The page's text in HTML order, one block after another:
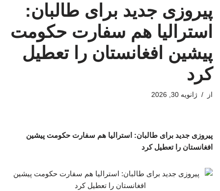
پیروزی جدید برای طالبان:
استرالیا هم سفارت حکومت
پیشین افغانستان را تعطیل
کرد
از ژانویه 30, 2026
پیروزی جدید برای طالبان: استرالیا هم سفارت حکومت پیشین
افغانستان را تعطیل کرد